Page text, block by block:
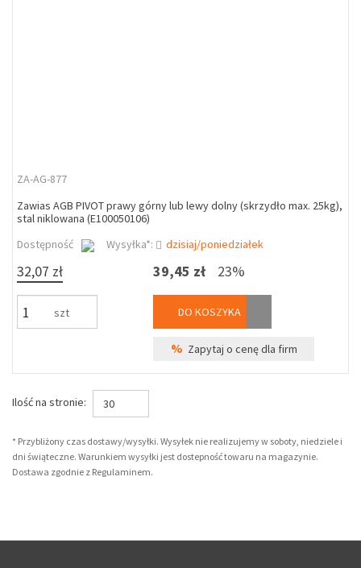
ZA-AG-877
Zawias AGB PIVOT prawy górny lub lewy dolny (skrzydło max. 25kg),
stal niklowana (E100050106)
Dostępność
Wysyłka*: dzisiaj/poniedziałek
32,07 zł
szt
39,45 zł 23%
DO KOSZYKA
% Zapytaj o cenę dla firm
Ilość na stronie: 30
* Przybliżony czas dostawy/wysyłki. Wysyłek nie realizujemy w soboty, niedziele i
dni świąteczne. Warunkiem wysyłki jest dostepność towaru na magazynie.
Dostawa zgodnie z Regulaminem.